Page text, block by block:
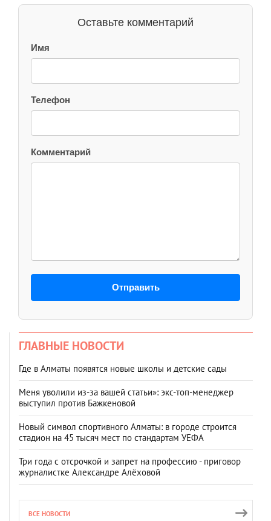
Оставьте комментарий
Имя
Телефон
Комментарий
Отправить
ГЛАВНЫЕ НОВОСТИ
Где в Алматы появятся новые школы и детские сады
Меня уволили из-за вашей статьи»: экс-топ-менеджер
выступил против Бажкеновой
Новый символ спортивного Алматы: в городе строится
стадион на 45 тысяч мест по стандартам УЕФА
Три года с отсрочкой и запрет на профессию - приговор
журналистке Александре Алёховой
ВСЕ НОВОСТИ